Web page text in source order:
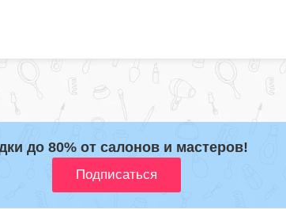
до 80% от салонов и мастеров!